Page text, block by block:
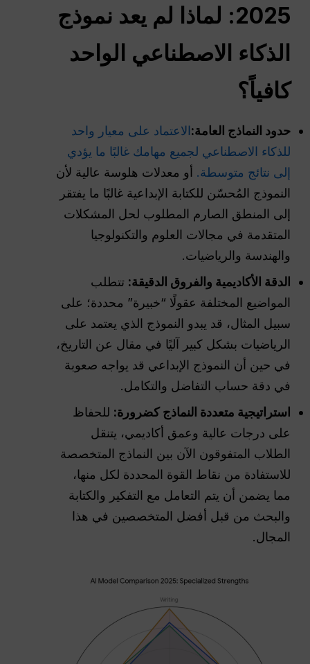
2025: لماذا لم يعد نموذج
الذكاء الاصطناعي الواحد
كافياً؟
حدود النماذج العامة:الاعتماد على معيار واحد
للذكاء الاصطناعي لجميع مهامك غالبًا ما يؤدي
إلى نتائج متوسطة. أو معدلات هلوسة عالية لأن
النموذج المُحسّن للكتابة الإبداعية غالبًا ما يفتقر
إلى المنطق الصارم المطلوب لحل المشكلات
المتقدمة في مجالات العلوم والتكنولوجيا
والهندسة والرياضيات.
الدقة الأكاديمية والفروق الدقيقة: تتطلب
المواضيع المختلفة عقولًا “خبيرة” محددة؛ على
سبيل المثال، قد يبدو النموذج الذي يعتمد على
الرياضيات بشكل كبير آليًا في مقال عن التاريخ،
في حين أن النموذج الإبداعي قد يواجه صعوبة
في دقة حساب التفاضل والتكامل.
استراتيجية متعددة النماذج كضرورة: للحفاظ
على درجات عالية وعمق أكاديمي، يتنقل
الطلاب المتفوقون الآن بين النماذج المتخصصة
للاستفادة من نقاط القوة المحددة لكل منها،
مما يضمن أن يتم التعامل مع التفكير والكتابة
والبحث من قبل أفضل المتخصصين في هذا
المجال.